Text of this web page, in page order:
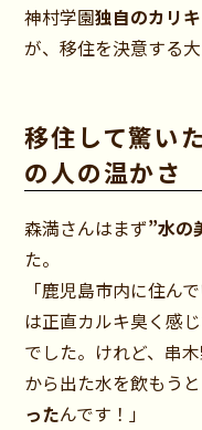
神村学園独自のカリ
が、移住を決意する
移住して驚い
の人の温かさ
森満さんはまず”水の
た。
「鹿児島市内に住ん
は正直カルキ臭く感
でした。けれど、串
から出た水を飲もう
ったんです！」